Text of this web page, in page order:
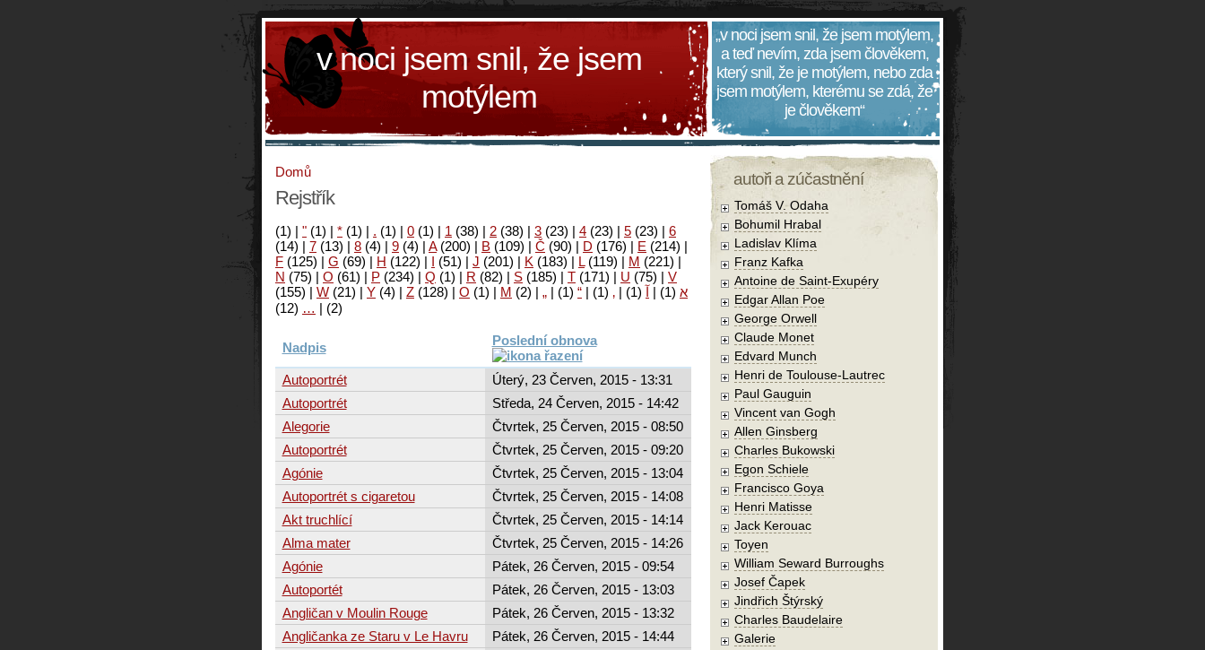
v noci jsem snil, že jsem
motýlem
„v noci jsem snil, že jsem motýlem,
a teď nevím, zda jsem člověkem,
který snil, že je motýlem, nebo zda
jsem motýlem, kterému se zdá, že
je člověkem“
Domů
Rejstřík
(1) | " (1) | * (1) | . (1) | 0 (1) | 1 (38) | 2 (38) | 3 (23) | 4 (23) | 5 (23) | 6
(14) | 7 (13) | 8 (4) | 9 (4) | A(200) | B (109) | Č (90) | D (176) | E (214) |
F (125) | G (69) | H (122) | I (51) | J (201) | K (183) | L(119) | M (221) |
N (75) | O (61) | P (234) | Q (1) | R (82) | S (185) | T (171) | U (75) | V
(155) | W (21) | Y (4) | Z (128) | Ο (1) | М (2) | א (1)
| آ (1)
|
‚
(1)
|
“
(1)
|
„
(2)
|
…
(12)
Nadpis Poslední obnova
Autoportrét
Úterý, 23 Červen, 2015 - 13:31
Autoportrét
Středa, 24 Červen, 2015 - 14:42
Alegorie
Čtvrtek, 25 Červen, 2015 - 08:50
Autoportrét
Čtvrtek, 25 Červen, 2015 - 09:20
Agónie
Čtvrtek, 25 Červen, 2015 - 13:04
Autoportrét s cigaretou
Čtvrtek, 25 Červen, 2015 - 14:08
Akt truchlící
Čtvrtek, 25 Červen, 2015 - 14:14
Alma mater
Čtvrtek, 25 Červen, 2015 - 14:26
Agónie
Pátek, 26 Červen, 2015 - 09:54
Autoportét
Pátek, 26 Červen, 2015 - 13:03
Angličan v Moulin Rouge
Pátek, 26 Červen, 2015 - 13:32
Angličanka ze Staru v Le Havru
Pátek, 26 Červen, 2015 - 14:44
autoři a zúčastnění
Tomáš V. Odaha
Bohumil Hrabal
Ladislav Klíma
Franz Kafka
Antoine de Saint-Exupéry
Edgar Allan Poe
George Orwell
Claude Monet
Edvard Munch
Henri de Toulouse-Lautrec
Paul Gauguin
Vincent van Gogh
Allen Ginsberg
Charles Bukowski
Egon Schiele
Francisco Goya
Henri Matisse
Jack Kerouac
Toyen
William Seward Burroughs
Josef Čapek
Jindřich Štýrský
Charles Baudelaire
Galerie